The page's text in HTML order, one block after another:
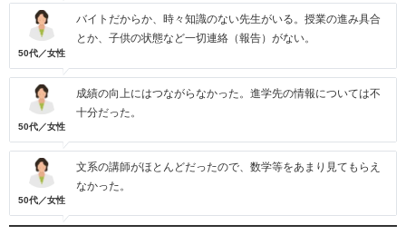
50代／女性
バイトだからか、時々知識のない先生がいる。授業の進み具合
とか、子供の状態など一切連絡（報告）がない。
50代／女性
成績の向上にはつながらなかった。進学先の情報については不
十分だった。
50代／女性
文系の講師がほとんどだったので、数学等をあまり見てもらえ
なかった。